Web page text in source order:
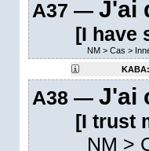
A37 — J'ai
[I have
NM> Cas >
KABA:
A38 — J'ai
[I trust
NM >